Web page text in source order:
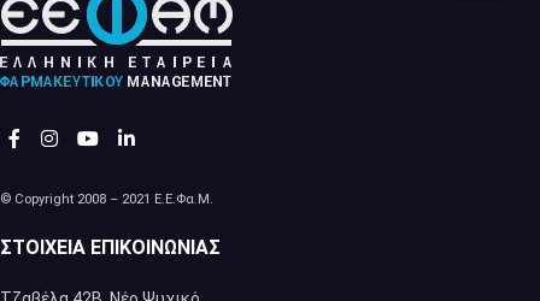
© Copyright 2008 – 2021 Ε.Ε.Φα.Μ.
ΣΤΟΙΧΕΊΑ ΕΠΙΚΟΙΝΩΝΊΑΣ